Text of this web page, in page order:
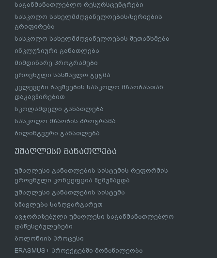
საგანმანათლებლო რესურსცენტრები
სასკოლო სახელმძღვანელოების/სერიების
გრიფირება
სასკოლო სახელმძღვანელოების შეთანხმება
ინკლუზიური განათლება
მიმდინარე პროგრამები
ეროვნული სასწავლო გეგმა
კვლევები ბავშვების სასკოლო მზაობასთან
დაკავშირებით
სკოლამდელი განათლება
სასკოლო მზაობის პროგრამა
ბილინგვური განათლება
უმაღლესი განათლება
უმაღლესი განათლების სისტემის რეფორმის
ეროვნული კონცეფცია შემუშავდა
უმაღლესი განათლების სისტემა
სწავლება საზღვარგარეთ
ავტორიზებული უმაღლესი საგანმანათლებლო
დაწესებულებები
ბოლონიის პროცესი
ERASMUS+ პროექტებში მონაწილეობა